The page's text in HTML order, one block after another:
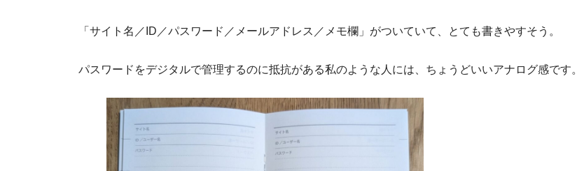
「サイト名／ID／パスワード／メールアドレス／メモ欄」がついていて、とても書きやすそう。
パスワードをデジタルで管理するのに抵抗がある私のような人には、ちょうどいいアナログ感です。